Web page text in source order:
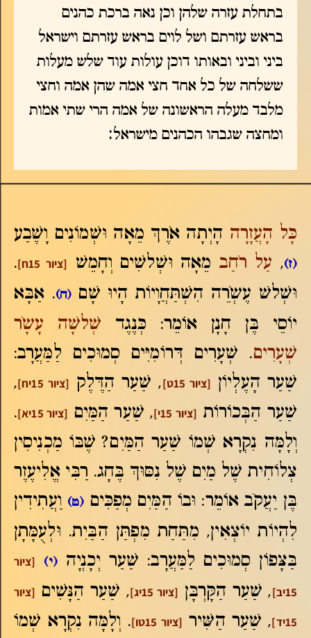
בתחלת עזרה שלהן וכן נאה ברכת כהנים
בראש עזרתם ושל לוים בראש עזרתם וישראל
ביני וביני ובאותו דוכן עולות עוד שלש מעלות
ששלחה של כל אחד חצי אמה שהן אמה וחצי
מלבד מעלה הראשונה של אמה הרי שתי אמות
ומחצה שגבהו הכהנים מישראל:
כָּל הָעֲזָרָה הָיְתָה אֹרֶךְ מֵאָה וּשְׁמוֹנִים וָשֶׁבַע
(ז), עַל רֹחַב מֵאָה וּשְׁלשִׁים וְחָמֵשׁ [ציור 15ח]
.
וּשְׁלשׁ עֶשְֹרֵה הִשְׁתַּחֲוָיוֹת הָיוּ שָׁם (ח). אַבָּא
יוֹסֵי בֶּן חָנָן אוֹמֵר: כְּנֶגֶד שְׁלשָׁה עָשָֹר
שְׁעָרִים. שְׁעָרִים דְּרוֹמִיִּים סְמוּכִים לַמַּעֲרָב:
שַׁעַר הָעֶלְיוֹן [ציור 15ט] , שַׁעַר הַדֶּלֶק [ציור 15יח]
,
שַׁעַר הַבְּכוֹרוֹת [ציור 15י] , שַׁעַר הַמַּיִם [ציור 15יא]
.
וְלָמָּה נִקְרָא שְׁמוֹ שַׁעַר הַמַּיִם? שֶׁבּוֹ מַכְנִיסִין
צְלוֹחִית שֶׁל מַיִם שֶׁל נִסּוּךְ בֶּחָג. רַבִּי אֱלִיעֶזֶר
בֶּן יַעֲקֹב אוֹמֵר: וּבוֹ הַמַּיִם מְפַכִּים (ט) וַעֲתִידִין
לִהְיוֹת יוֹצְאִין, מִתַּחַת מִפְתַּן הַבַּיִת. וּלְעֻמָּתָן
בַּצָּפוֹן סְמוּכִים לַמַּעֲרָב: שַׁעַר יְכָנְיָה(י)
[ציור
15יב]
, שַׁעַר הַקָּרְבָּן [ציור 15יג] , שַׁעַר הַנָּשִׁים [ציור
15יד]
, שַׁעַר הַשִּׁיר [ציור 15טו]
. וְלָמָּה נִקְרָא שְׁמוֹ